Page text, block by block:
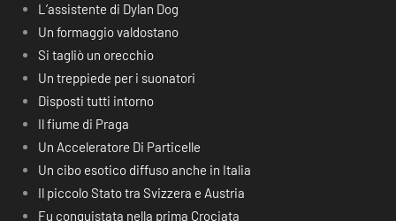
L’assistente di Dylan Dog
Un formaggio valdostano
Si tagliò un orecchio
Un treppiede per i suonatori
Disposti tutti intorno
Il fiume di Praga
Un Acceleratore Di Particelle
Un cibo esotico diffuso anche in Italia
Il piccolo Stato tra Svizzera e Austria
Fu conquistata nella prima Crociata